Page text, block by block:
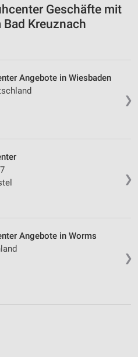
Geschäfte mit
Kreuznach
❯
Angebote in Wiesbaden
❯
❯
Angebote in Worms